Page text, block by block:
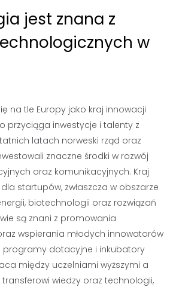
jest znana z
w
na tle Europy jako kraj innowacji
przyciąga inwestycje i talenty z
latach norweski rząd oraz
znaczne środki w rozwój
oraz komunikacyjnych. Kraj
startupów, zwłaszcza w obszarze
biotechnologii oraz rozwiązań
są znani z promowania
wspierania młodych innowatorów
programy dotacyjne i inkubatory
między uczelniami wyższymi a
transferowi wiedzy oraz technologii,